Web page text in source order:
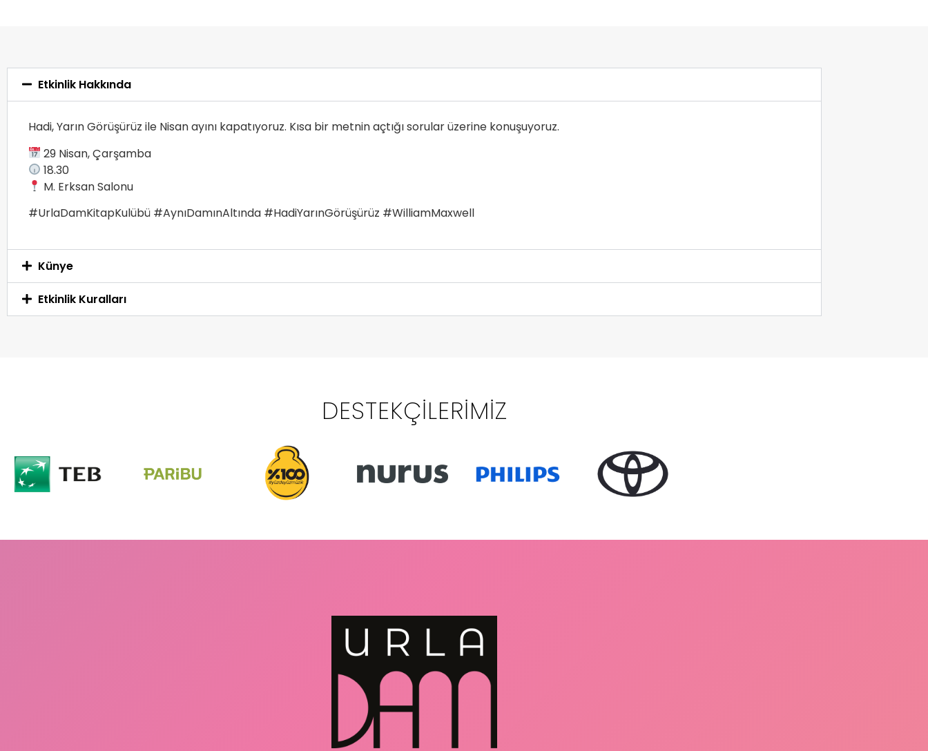
Etkinlik Hakkında
Hadi, Yarın Görüşürüz ile Nisan ayını kapatıyoruz. Kısa bir metnin açtığı sorular üzerine konuşuyoruz.
29 Nisan, Çarşamba
18.30
M. Erksan Salonu
#UrlaDamKitapKulübü #AynıDamınAltında #HadiYarınGörüşürüz #WilliamMaxwell
Künye
Etkinlik Kuralları
DESTEKÇILERIMIZ